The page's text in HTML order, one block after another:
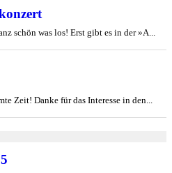
schön was los! Erst gibt es in der »A...
Zeit! Danke für das Interesse in den...